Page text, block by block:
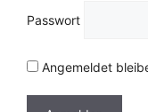
Passwort
Angemeldet